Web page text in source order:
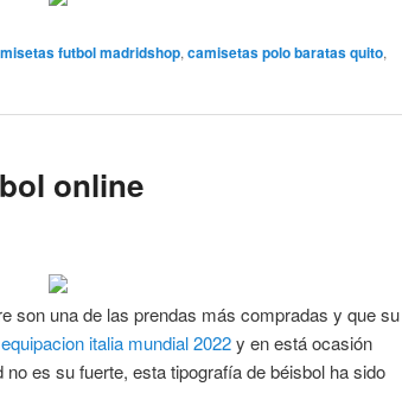
futbol madridshop, camisetas polo baratas quito,
online
son una de las prendas más compradas y que su
equipacion italia mundial 2022y en está ocasión
es su fuerte, esta tipografía de béisbol ha sido